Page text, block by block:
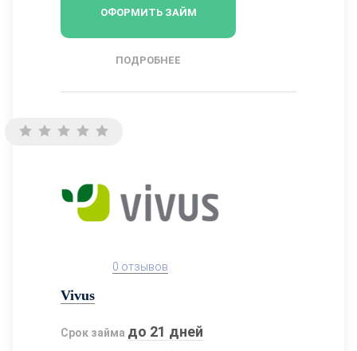
ОФОРМИТЬ ЗАЙМ
ПОДРОБНЕЕ
0 отзывов
Vivus
Срок займа до 21 дней